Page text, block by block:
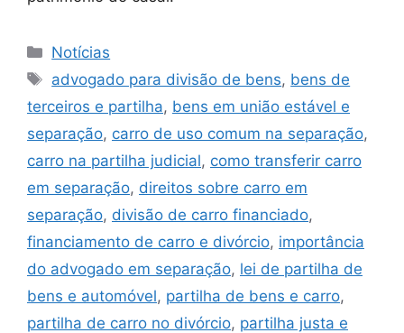
Categorias
Notícias
Tags
advogado para divisão de bens, bens de
terceiros e partilha, bens em união estável e
separação, carro de uso comum na separação,
carro na partilha judicial, como transferir carro
em separação, direitos sobre carro em
separação, divisão de carro financiado,
financiamento de carro e divórcio, importância
do advogado em separação, lei de partilha de
bens e automóvel, partilha de bens e carro,
partilha de carro no divórcio, partilha justa e